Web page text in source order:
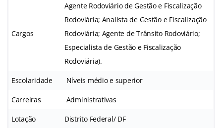
Cargos
Agente Rodoviário de Gestão e Fiscalização
Rodoviária; Analista de Gestão e Fiscalização
Rodoviária; Agente de Trânsito Rodoviário;
Especialista de Gestão e Fiscalização
Rodoviária).
Escolaridade Níveis médio e superior
Carreiras Administrativas
Lotação Distrito Federal/ DF